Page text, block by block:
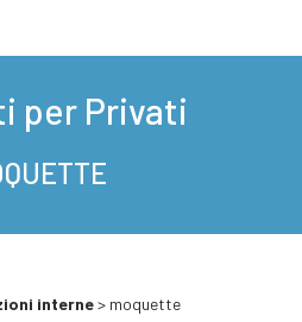
per Privati
interne> moquette